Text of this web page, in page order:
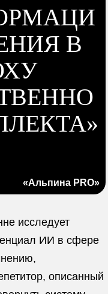
В
«Альпина PRO»
исследует
ИИ в сфере
описанный